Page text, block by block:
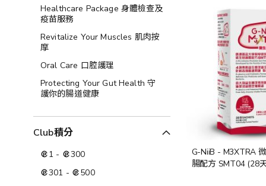
G-NiiB - M3XTRA
腸配方 SMT04 (28
Healthcare Package 身體檢查及
疫苗服務
Revitalize Your Muscles 肌肉按
摩
Oral Care 口腔護理
Protecting Your Gut Health 守
護你的腸道健康
Club積分
1 -
300
301 -
500